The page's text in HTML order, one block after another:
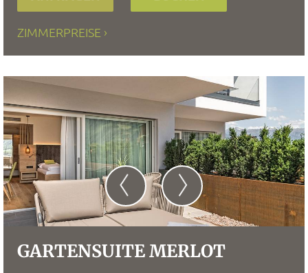
ZIMMERPREISE
GARTENSUITE MERLOT